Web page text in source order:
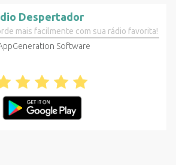
Despertador
mais facilmente com sua rádio favorita!
Software